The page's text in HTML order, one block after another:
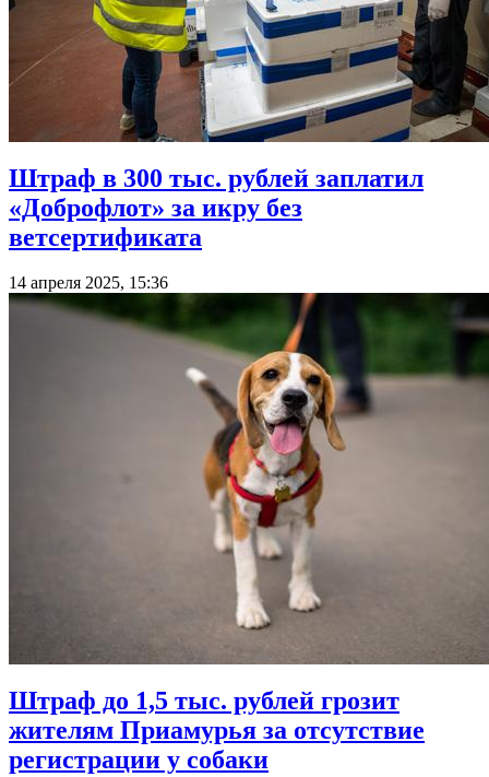
Штраф в 300 тыс. рублей заплатил
«Доброфлот» за икру без
ветсертификата
14 апреля 2025, 15:36
Штраф до 1,5 тыс. рублей грозит
жителям Приамурья за отсутствие
регистрации у собаки